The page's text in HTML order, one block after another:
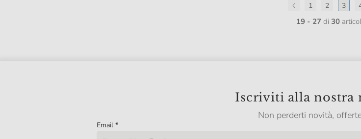
1 2 3
19 - 27 di 30
Iscriviti alla nostra
Non perderti novità,
Email *